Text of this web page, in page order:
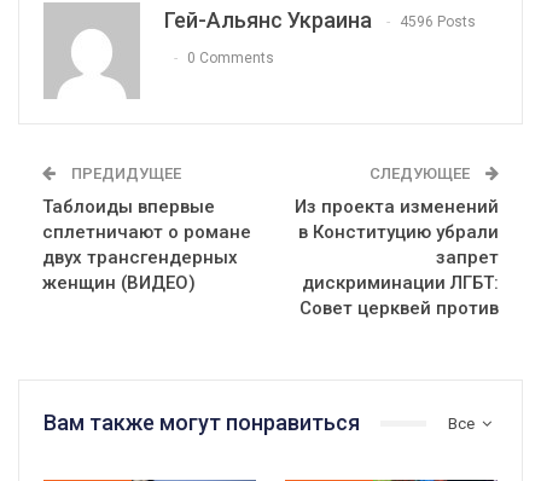
Гей-Альянс Украина 4596 Posts
0 Comments
ПРЕДИДУЩЕЕ
Таблоиды впервые
сплетничают о романе
двух трансгендерных
женщин (ВИДЕО)
СЛЕДУЮЩЕЕ
Из проекта изменений
в Конституцию убрали
запрет
дискриминации ЛГБТ:
Совет церквей против
Все
Вам также могут понравиться